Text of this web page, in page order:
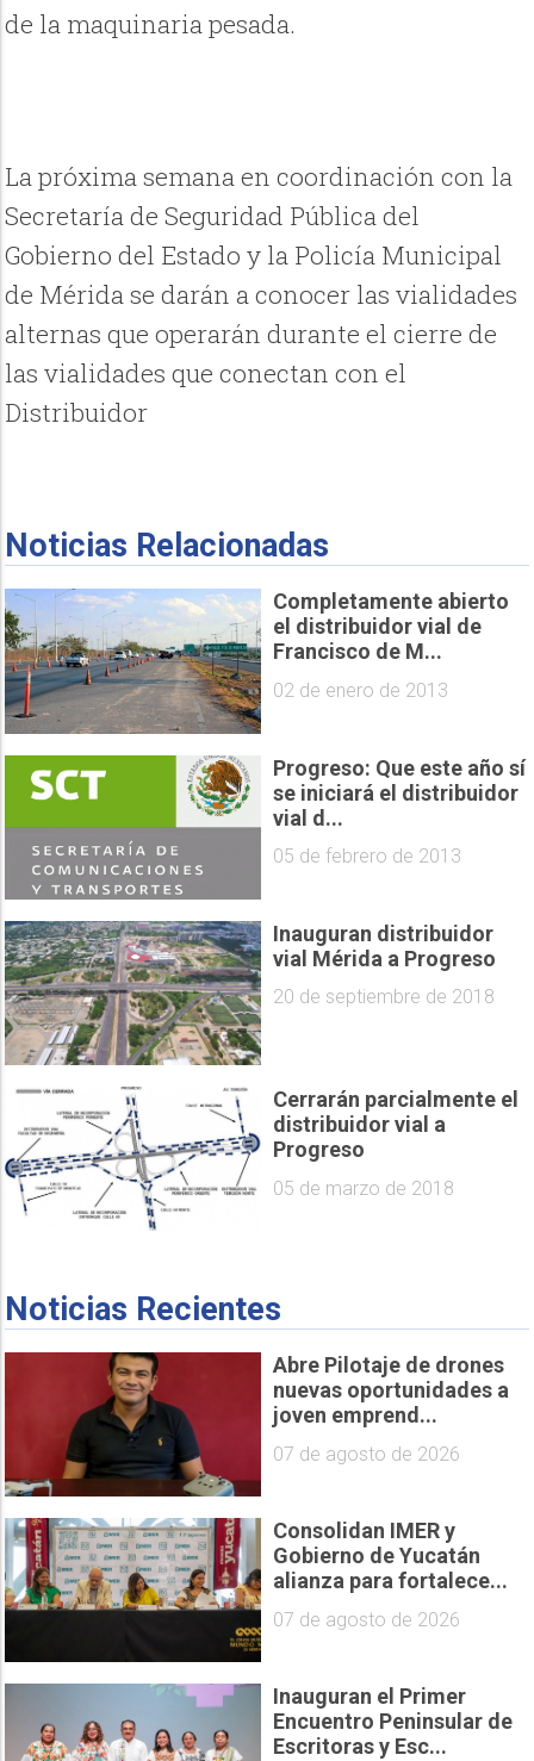
de la maquinaria pesada.
La próxima semana en coordinación con la
Secretaría de Seguridad Pública del
Gobierno del Estado y la Policía Municipal
de Mérida se darán a conocer las vialidades
alternas que operarán durante el cierre de
las vialidades que conectan con el
Distribuidor
Noticias Relacionadas
Completamente abierto
el distribuidor vial de
Francisco de M...
02 de enero de 2013
Progreso: Que este año sí
se iniciará el distribuidor
vial d...
05 de febrero de 2013
Inauguran distribuidor
vial Mérida a Progreso
20 de septiembre de 2018
Cerrarán parcialmente el
distribuidor vial a
Progreso
05 de marzo de 2018
Noticias Recientes
Abre Pilotaje de drones
nuevas oportunidades a
joven emprend...
07 de agosto de 2026
Consolidan IMER y
Gobierno de Yucatán
alianza para fortalece...
07 de agosto de 2026
Inauguran el Primer
Encuentro Peninsular de
Escritoras y Esc...